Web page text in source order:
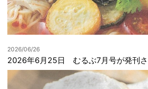
2026/06/26
2026年6月25日 むるぶ7月号が発刊さ